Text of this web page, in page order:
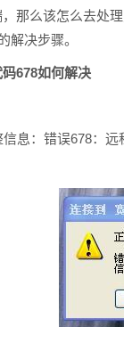
那么该怎么去处
解决步骤。
678如何解决
息：错误678：远